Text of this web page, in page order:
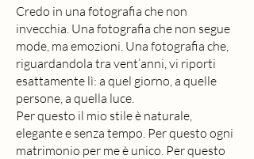
Credo in una fotografia che non
invecchia. Una fotografia che non segue
mode, ma emozioni. Una fotografia che,
riguardandola tra vent’anni, vi riporti
esattamente lì: a quel giorno, a quelle
persone, a quella luce.
Per questo il mio stile è naturale,
elegante e senza tempo. Per questo ogni
matrimonio per me è unico. Per questo